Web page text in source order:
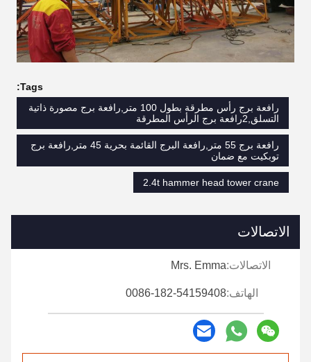
Tags:
رافعة برج رأس مطرقة بطول 100 متر,رافعة برج مصورة ذاتية
التسلق,2رافعة برج الرأس المطرقة
رافعة برج 55 متر,رافعة البرج القائمة بحرية 45 متر,رافعة برج
توبكيت مع ضمان
2.4t hammer head tower crane
الاتصالات
الاتصالات:Mrs. Emma
الهاتف:0086-182-54159408